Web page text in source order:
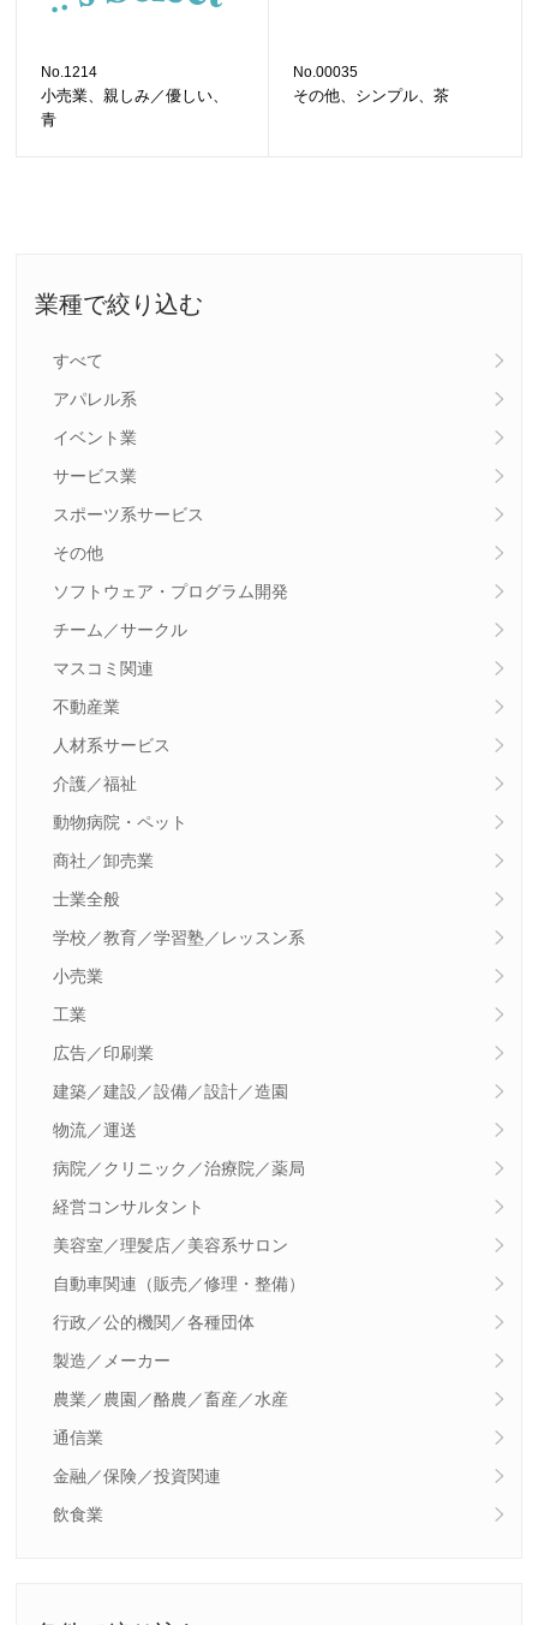
業種で絞り込む
すべて
アパレル系
イベント業
サービス業
スポーツ系サービス
その他
ソフトウェア・プログラム開発
チーム／サークル
マスコミ関連
不動産業
人材系サービス
介護／福祉
動物病院・ペット
商社／卸売業
士業全般
学校／教育／学習塾／レッスン系
小売業
工業
広告／印刷業
建築／建設／設備／設計／造園
物流／運送
病院／クリニック／治療院／薬局
経営コンサルタント
美容室／理髪店／美容系サロン
自動車関連（販売／修理・整備）
行政／公的機関／各種団体
製造／メーカー
農業／農園／酪農／畜産／水産
通信業
金融／保険／投資関連
飲食業
No.1214
小売業、親しみ／優しい、
青
No.00035
その他、シンプル、茶